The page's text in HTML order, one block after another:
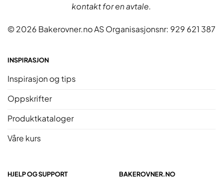
kontakt for en avtale.
© 2026 Bakerovner.no AS Organisasjonsnr: 929 621 387
INSPIRASJON
Inspirasjon og tips
Oppskrifter
Produktkataloger
Våre kurs
HJELP OG SUPPORT BAKEROVNER.NO